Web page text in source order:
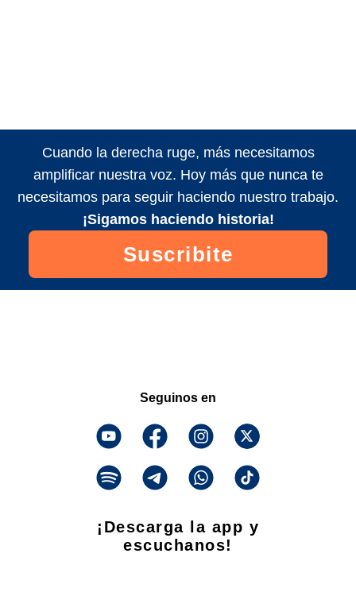
Cuando la derecha ruge, más necesitamos
amplificar nuestra voz. Hoy más que nunca te
necesitamos para seguir haciendo nuestro trabajo.
¡Sigamos haciendo historia!
Suscribite
Seguinos en
¡Descarga la app y
escuchanos!